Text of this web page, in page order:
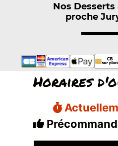
Nos
proche
Horaires